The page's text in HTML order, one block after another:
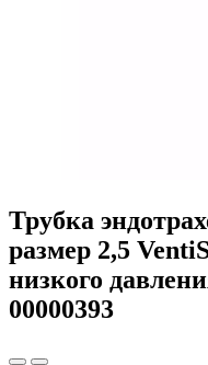
Трубка
размер 2,5
низкого
00000393